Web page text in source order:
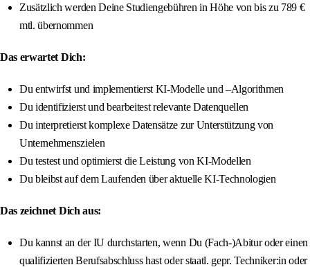
Zusätzlich werden Deine Studiengebühren in Höhe von bis zu 789 €
mtl. übernommen
Das erwartet Dich:
Du entwirfst und implementierst KI-Modelle und –Algorithmen
Du identifizierst und bearbeitest relevante Datenquellen
Du interpretierst komplexe Datensätze zur Unterstützung von
Unternehmenszielen
Du testest und optimierst die Leistung von KI-Modellen
Du bleibst auf dem Laufenden über aktuelle KI-Technologien
Das zeichnet Dich aus:
Du kannst an der IU durchstarten, wenn Du (Fach-)Abitur oder einen
qualifizierten Berufsabschluss hast oder staatl. gepr. Techniker:in oder